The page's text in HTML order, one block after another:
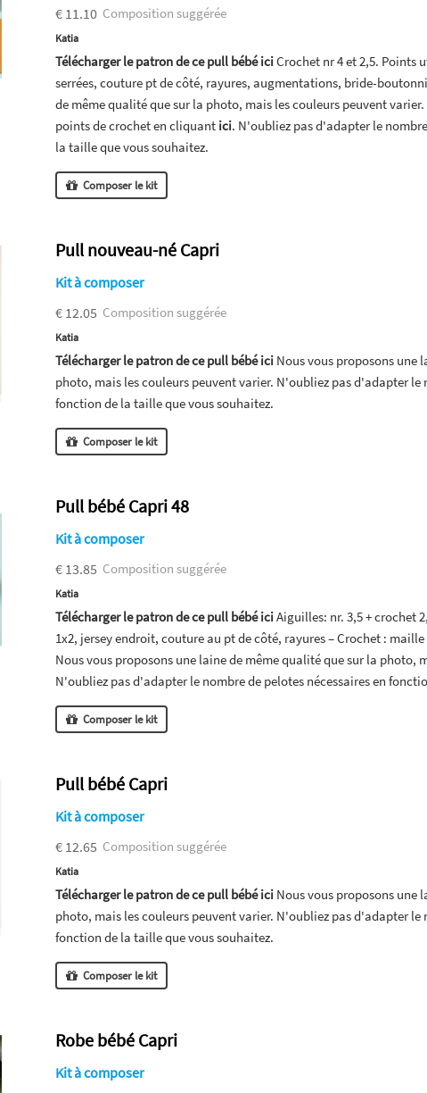
€ 11.10 Composition suggérée
Katia
Télécharger le patron de ce pull bébé iciCrochet nr 4 et 2,5.
serrées, couture pt de côté, rayures, augmentations, bride-
de même qualité que sur la photo, mais les couleurs peuvent
points de crochet en cliquant ici. N'oubliez pas d'adapter le
la taille que vous souhaitez.
Composer le kit
Pull nouveau-né Capri
Kit à composer
€ 12.05 Composition suggérée
Katia
Télécharger le patron de ce pull bébé ici Nous vous proposons une
photo, mais les couleurs peuvent varier. N'oubliez pas d'adapter le
fonction de la taille que vous souhaitez.
Composer le kit
Pull bébé Capri 48
Kit à composer
€ 13.85 Composition suggérée
Katia
Télécharger le patron de ce pull bébé iciAiguilles: nr. 3,5 + crochet
1x2, jersey endroit, couture au pt de côté, rayures – Crochet :
Nous vous proposons une laine de même qualité que sur la photo,
N'oubliez pas d'adapter le nombre de pelotes nécessaires en
Composer le kit
Pull bébé Capri
Kit à composer
€ 12.65 Composition suggérée
Katia
Télécharger le patron de ce pull bébé ici Nous vous proposons une
photo, mais les couleurs peuvent varier. N'oubliez pas d'adapter le
fonction de la taille que vous souhaitez.
Composer le kit
Robe bébé Capri
Kit à composer